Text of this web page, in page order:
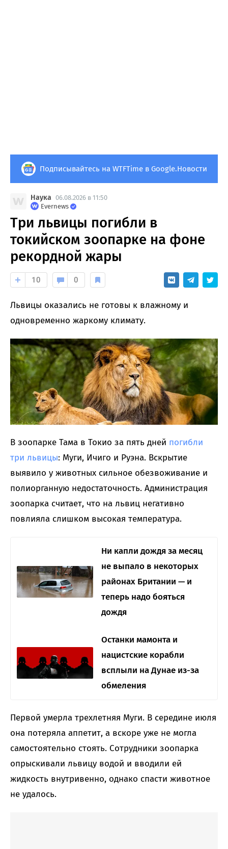
Подписывайтесь на WTFTime в Google.Новости
Наука 06.08.2026 в 11:50
Evernews
Три львицы погибли в
токийском зоопарке на фоне
рекордной жары
10 0
Львицы оказались не готовы к влажному и
одновременно жаркому климату.
В зоопарке Тама в Токио за пять дней погибли
три львицы: Муги, Ичиго и Руэна. Вскрытие
выявило у животных сильное обезвоживание и
полиорганную недостаточность. Администрация
зоопарка считает, что на львиц негативно
повлияла слишком высокая температура.
Ни капли дождя за месяц
не выпало в некоторых
районах Британии — и
теперь надо бояться
дождя
Останки мамонта и
нацистские корабли
всплыли на Дунае из-за
обмеления
Первой умерла трехлетняя Муги. В середине июля
она потеряла аппетит, а вскоре уже не могла
самостоятельно стоять. Сотрудники зоопарка
опрыскивали львицу водой и вводили ей
жидкость внутривенно, однако спасти животное
не удалось.